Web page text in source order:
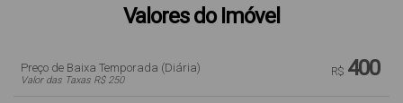
Valores do Imóvel
R$ 400
Preço de Baixa Temporada (Diária)
Valor das Taxas R$ 250